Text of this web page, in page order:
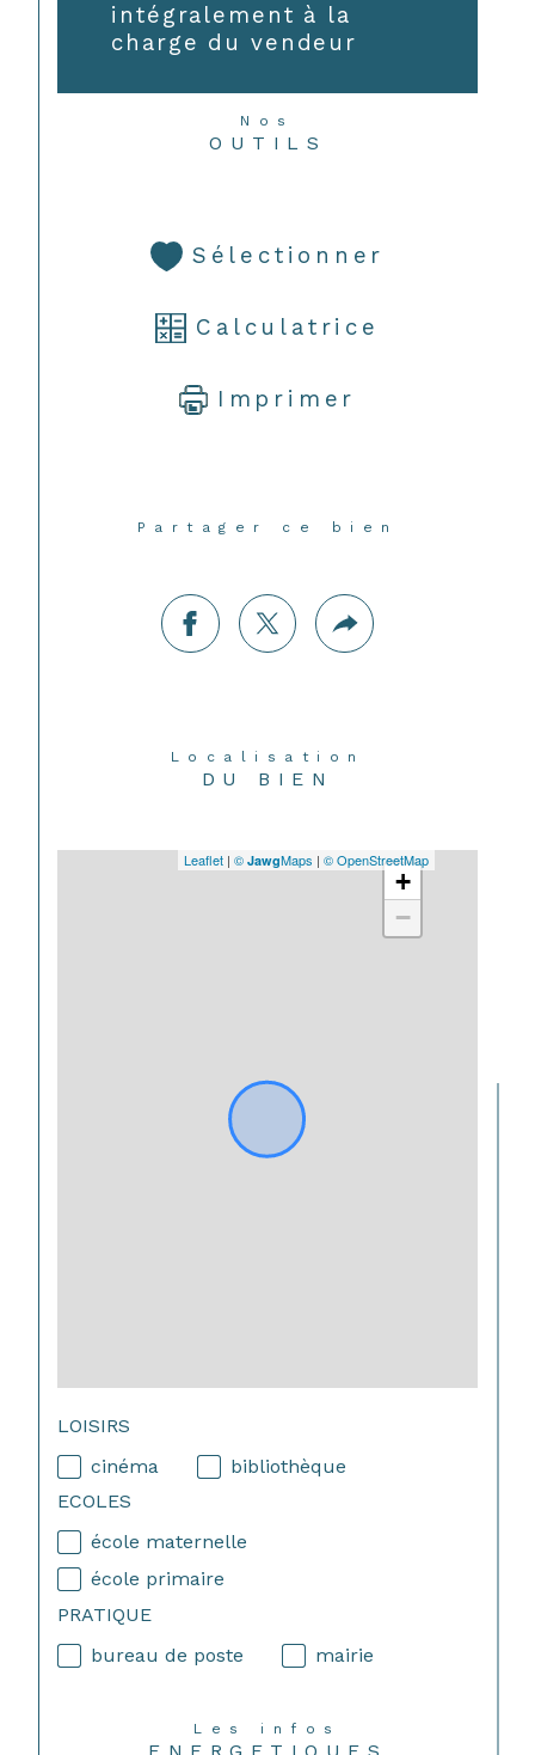
intégralement à la
charge du vendeur
Nos
OUTILS
Sélectionner
Calculatrice
Imprimer
Partager ce bien
Localisation
DU BIEN
+
−
Leaflet | © JawgMaps | © OpenStreetMap
LOISIRS
cinéma
bibliothèque
ECOLES
école maternelle
école primaire
PRATIQUE
bureau de poste
mairie
Les infos